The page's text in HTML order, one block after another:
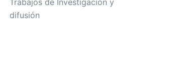
Trabajos de Investigación y
difusión